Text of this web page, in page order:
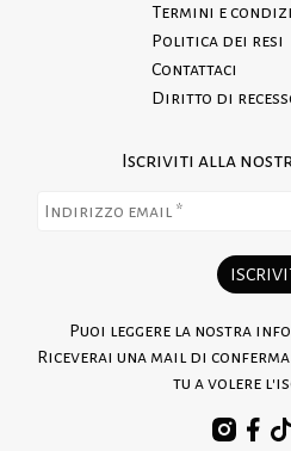
Termini e
Politica dei resi
Contattaci
Diritto di
Iscriviti alla
Puoi leggere la nostra
Riceverai una mail di
tu a volere